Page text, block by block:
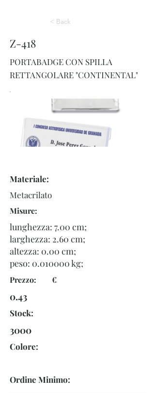
< Back
Z-418
PORTABADGE CON SPILLA
RETTANGOLARE "CONTINENTAL"
Materiale:
Metacrilato
Misure:
lunghezza: 7.00 cm;
larghezza: 2.60 cm;
altezza: 0.00 cm;
peso: 0.010000kg;
Prezzo: €
0.43
Stock:
3000
Colore:
Ordine Minimo: